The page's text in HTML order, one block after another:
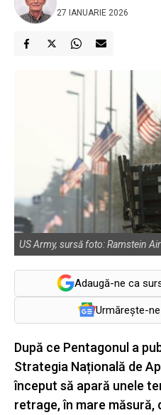
27 IANUARIE 2026
US Army, sursă foto: Ramstein
Adaugă-ne ca
Urmărește-
După ce Pentagonul a
Strategia Națională de
început să apară unele
retrage, în mare măsură,